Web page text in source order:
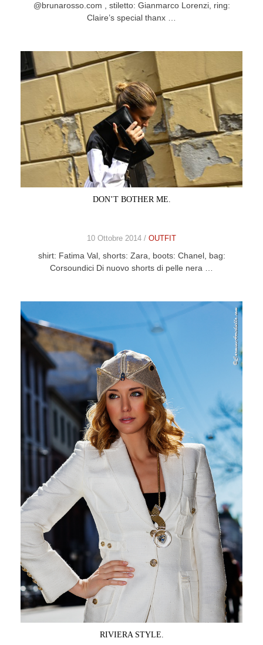
@brunarosso.com , stiletto: Gianmarco Lorenzi, ring:
Claire’s special thanx …
DON’T BOTHER ME.
10 Ottobre 2014 / OUTFIT
shirt: Fatima Val, shorts: Zara, boots: Chanel, bag:
Corsoundici Di nuovo shorts di pelle nera …
RIVIERA STYLE.